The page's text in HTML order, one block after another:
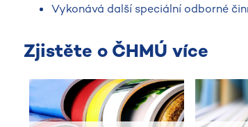
Vykonává další speciální odborné
Zjistěte o ČHMÚ více